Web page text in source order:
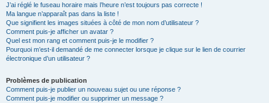
J’ai réglé le fuseau horaire mais l’heure n’est toujours pas correcte !
Ma langue n’apparaît pas dans la liste !
Que signifient les images situées à côté de mon nom d’utilisateur ?
Comment puis-je afficher un avatar ?
Quel est mon rang et comment puis-je le modifier ?
Pourquoi m’est-il demandé de me connecter lorsque je clique sur le lien de courrier
électronique d’un utilisateur ?
Problèmes de publication
Comment puis-je publier un nouveau sujet ou une réponse ?
Comment puis-je modifier ou supprimer un message ?